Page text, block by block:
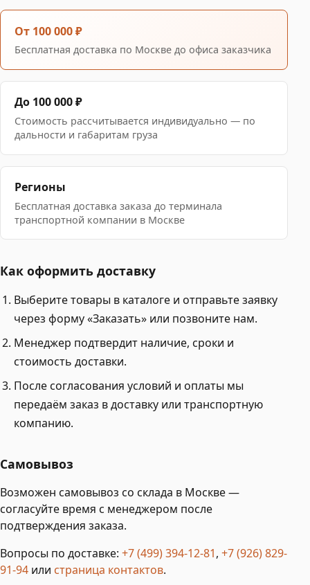
От 100 000 ₽
Бесплатная доставка по Москве до офиса заказчика
До 100 000 ₽
Стоимость рассчитывается индивидуально — по
дальности и габаритам груза
Регионы
Бесплатная доставка заказа до терминала
транспортной компании в Москве
Как оформить доставку
Выберите товары в каталоге и отправьте заявку
через форму «Заказать» или позвоните нам.
Менеджер подтвердит наличие, сроки и
стоимость доставки.
После согласования условий и оплаты мы
передаём заказ в доставку или транспортную
компанию.
Самовывоз
Возможен самовывоз со склада в Москве —
согласуйте время с менеджером после
подтверждения заказа.
Вопросы по доставке: +7 (499) 394-12-81, +7 (926) 829-
91-94 или страница контактов.